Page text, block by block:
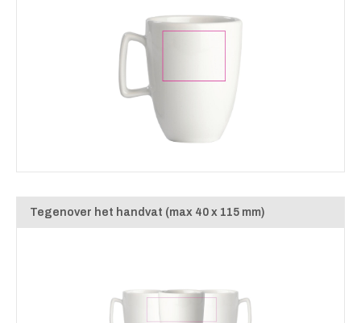
Tegenover het handvat (max 40 x 115 mm)